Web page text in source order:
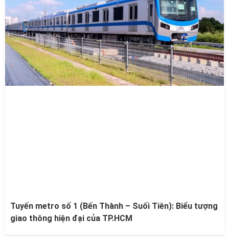
Tuyến metro số 1 (Bến Thành – Suối Tiên): Biểu tượng
giao thông hiện đại của TP.HCM